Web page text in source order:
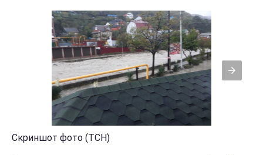
Скриншот фото (ТСН)